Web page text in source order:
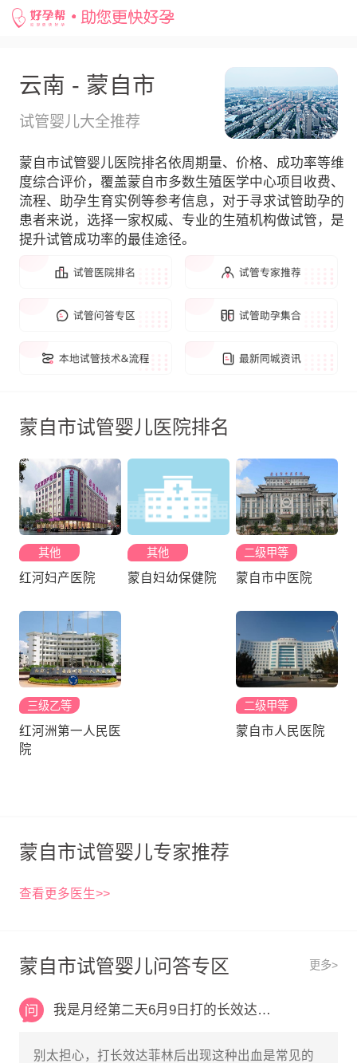
云南 - 蒙自市
试管婴儿大全推荐
蒙自市试管婴儿医院排名依周期量、价格、成功率等维
度综合评价，覆盖蒙自市多数生殖医学中心项目收费、
流程、助孕生育实例等参考信息，对于寻求试管助孕的
患者来说，选择一家权威、专业的生殖机构做试管，是
提升试管成功率的最佳途径。
蒙自市试管婴儿医院排名
其他
红河妇产医院
其他
蒙自妇幼保健院
二级甲等
蒙自市中医院
三级乙等
红河洲第一人民医
院
二级甲等
蒙自市人民医院
蒙自市试管婴儿专家推荐
查看更多医生>>
蒙自市试管婴儿问答专区 更多>
我是月经第二天6月9日打的长效达菲林月经干净
别太担心，打长效达菲林后出现这种出血是常见的